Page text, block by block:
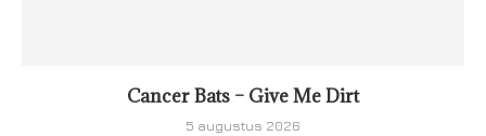
Cancer Bats – Give Me Dirt
5 augustus 2026